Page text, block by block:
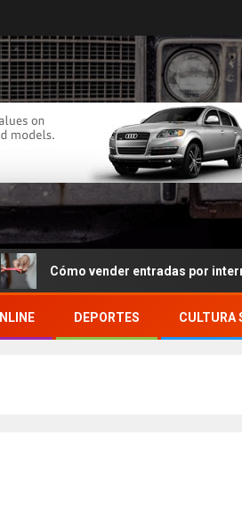
Cómo vender entradas por internet
DEPORTES CULTURA